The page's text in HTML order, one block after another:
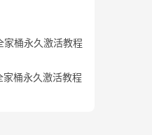
家桶永久激活教程
桶永久激活教程